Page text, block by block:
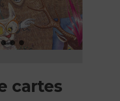
cartes